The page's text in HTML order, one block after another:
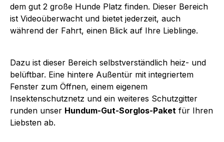
dem gut 2 große Hunde Platz finden. Dieser Bereich
ist Videoüberwacht und bietet jederzeit, auch
während der Fahrt, einen Blick auf Ihre Lieblinge.
Dazu ist dieser Bereich selbstverständlich heiz- und
belüftbar. Eine hintere Außentür mit integriertem
Fenster zum Öffnen, einem eigenem
Insektenschutznetz und ein weiteres Schutzgitter
runden unser Hundum-Gut-Sorglos-Paket für Ihren
Liebsten ab.